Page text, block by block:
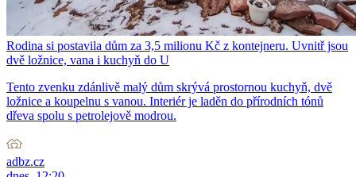
Rodina si postavila dům za 3,5 milionu Kč z kontejneru. Uvnitř jsou
dvě ložnice, vana i kuchyň do U
Tento zvenku zdánlivě malý dům skrývá prostornou kuchyň, dvě
ložnice a koupelnu s vanou. Interiér je laděn do přírodních tónů
dřeva spolu s petrolejově modrou.
adbz.cz